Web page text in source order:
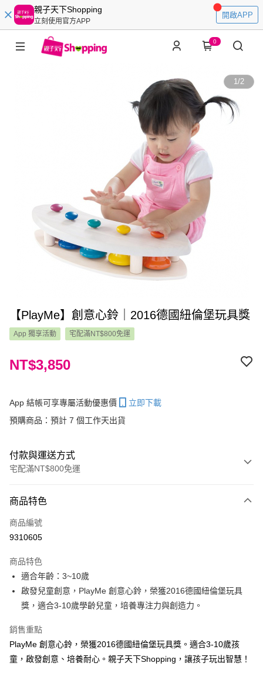
親子天下Shopping
立刻使用官方APP
開啟APP
0
1/2
【PlayMe】創意心鈴｜2016德國紐倫堡玩具獎
App 獨享活動 宅配滿NT$800免運
NT$3,850
App 結帳可享專屬活動優惠價
立即下載
預購商品：預計 7 個工作天出貨
付款與運送方式
宅配滿NT$800免運
信用卡一次付款
LINE Pay
大哥付你分期
相關說明
【大哥付你分期使用說明】
1.本服務由台灣大哥大提供，台灣大哥大用戶可立即使用無須另外申請。
流程，驗證手機門號後，選擇欲分期的期數、繳款截止日，確認付款後即完
成交易。
3.實際核准額度、可分期數及費用金額請依後續交易確認頁面所載為準。
4.訂單成立30分鐘內，如未前往確認交易或遇審核未通過，訂單將自動取
AFTEE先享後付
相關說明
AFTEE先享後付是「在收到商品之後才付款」的支付方式。 讓您購物簡單
便利好安心！
ATM付款
商品特色
商品編號
9310605
商品特色
適合年齡：3~10歲
啟發兒童創意，PlayMe 創意心鈴，榮獲2016德國紐倫堡玩具
獎，適合3-10歲學齡兒童，培養專注力與創造力。
銷售重點
PlayMe 創意心鈴，榮獲2016德國紐倫堡玩具獎。適合3-10歲孩
童，啟發創意、培養耐心。親子天下Shopping，讓孩子玩出智慧！